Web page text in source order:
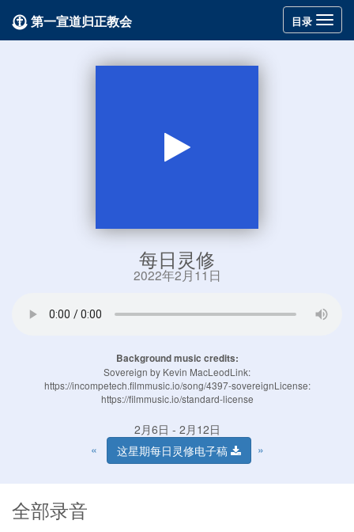
Toggle
navigation
目录
第一宣道归正教会
每日灵修
2022年2月11日
Background music credits:
Sovereign by Kevin MacLeodLink:
https://incompetech.filmmusic.io/song/4397-sovereignLicense:
https://filmmusic.io/standard-license
2月6日 - 2月12日
«
这星期每日灵修电子稿 »
全部录音